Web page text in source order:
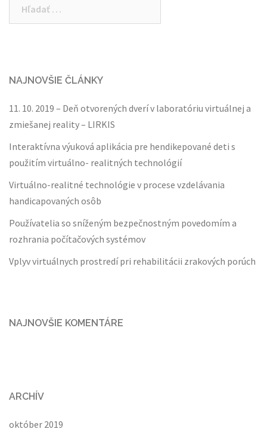
NAJNOVŠIE ČLÁNKY
11. 10. 2019 – Deň otvorených dverí v laboratóriu virtuálnej a
zmiešanej reality – LIRKIS
Interaktívna výuková aplikácia pre hendikepované deti s
použitím virtuálno- realitných technológií
Virtuálno-realitné technológie v procese vzdelávania
handicapovaných osôb
Používatelia so sníženým bezpečnostným povedomím a
rozhrania počítačových systémov
Vplyv virtuálnych prostredí pri rehabilitácii zrakových porúch
NAJNOVŠIE KOMENTÁRE
ARCHÍV
október 2019